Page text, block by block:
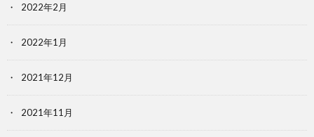
2022年2月
2022年1月
2021年12月
2021年11月